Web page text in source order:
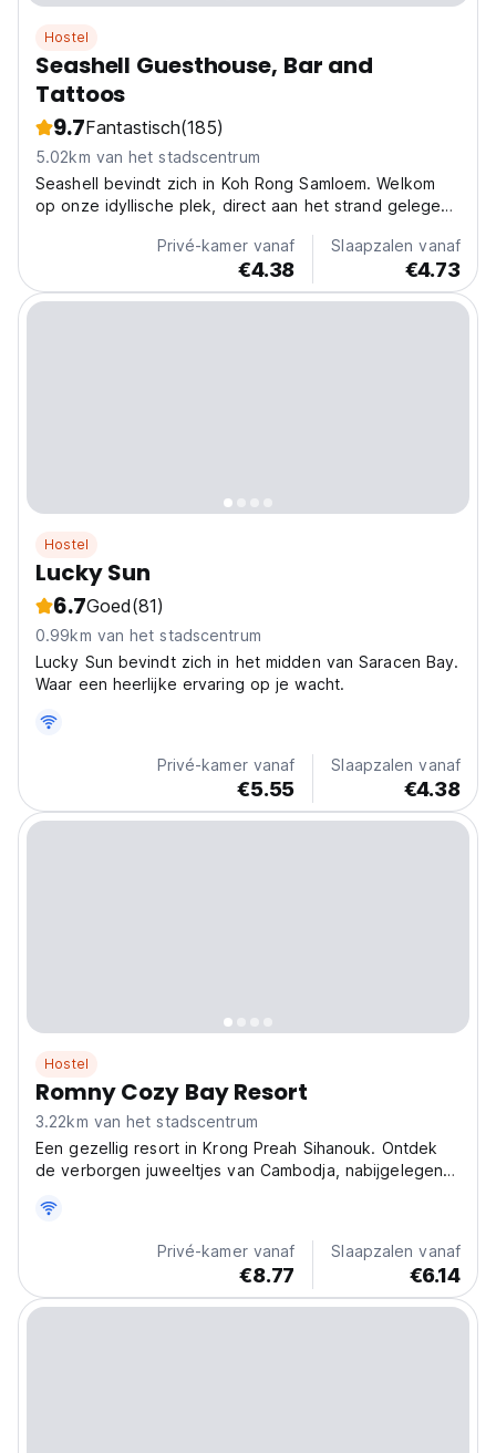
Hostel
Seashell Guesthouse, Bar and
Tattoos
9.7Fantastisch(185)
5.02km van het stadscentrum
Seashell bevindt zich in Koh Rong Samloem. Welkom
op onze idyllische plek, direct aan het strand gelegen,
zeebries een natuurlijk onderdeel van de sfeer zijn.
Privé-kamer vanaf
€4.38
Slaapzalen vanaf
€4.73
Hostel
Lucky Sun
6.7Goed(81)
0.99km van het stadscentrum
Lucky Sun bevindt zich in het midden van Saracen Bay.
Waar een heerlijke ervaring op je wacht.
Privé-kamer vanaf
€5.55
Slaapzalen vanaf
€4.38
Hostel
Romny Cozy Bay Resort
3.22km van het stadscentrum
Een gezellig resort in Krong Preah Sihanouk. Ontdek
de verborgen juweeltjes van Cambodja, nabijgelegen
voor een onvergetelijke ervaring. (Auto-translated from
Privé-kamer vanaf
€8.77
Slaapzalen vanaf
€6.14